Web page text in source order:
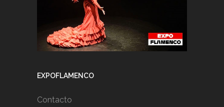
EXPOFLAMENCO
Contacto